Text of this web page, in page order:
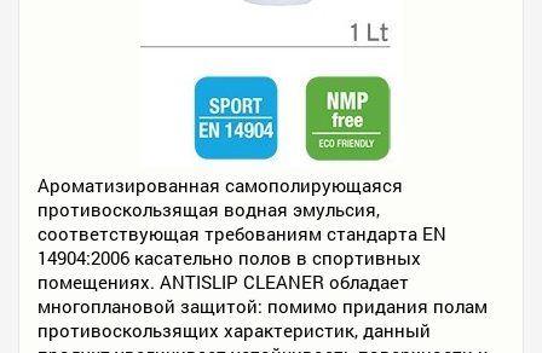
Ароматизированная самополирующаяся
противоскользящая водная эмульсия,
соответствующая требованиям стандарта EN
14904:2006 касательно полов в спортивных
помещениях. ANTISLIP CLEANER обладает
многоплановой защитой: помимо придания полам
противоскользящих характеристик, данный